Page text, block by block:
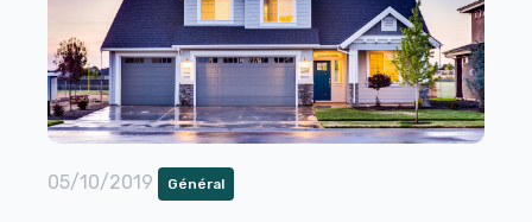
05/10/2019 Général